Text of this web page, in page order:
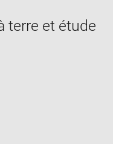
new
terre et étude